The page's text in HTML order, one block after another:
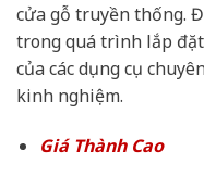
cửa gỗ truyền thống.
trong quá trình lắp
của các dụng cụ
kinh nghiệm.
Giá Thành Cao